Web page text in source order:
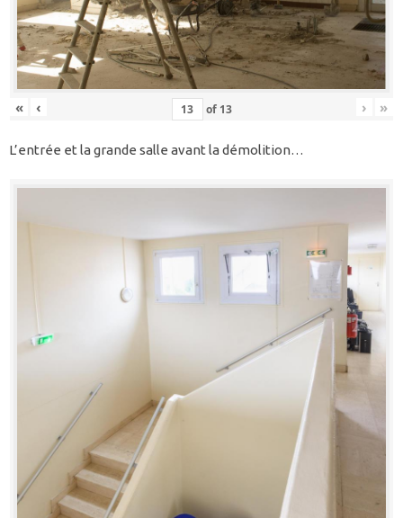
« ‹ of 13 › »
L’entrée et la grande salle avant la démolition…